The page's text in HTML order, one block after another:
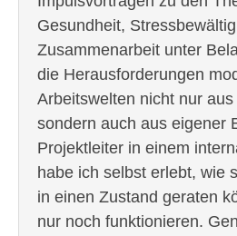
Gesundheit,
Zusammenarbeit unter
die Herausforderungen
Arbeitswelten nicht nur aus
sondern auch aus eigener
Projektleiter in einem
habe ich selbst erlebt, wie
in einen Zustand geraten
nur noch funktionieren.